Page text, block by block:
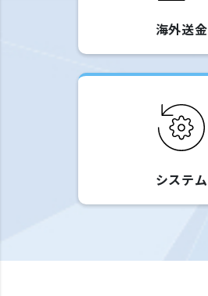
海外送金
システム